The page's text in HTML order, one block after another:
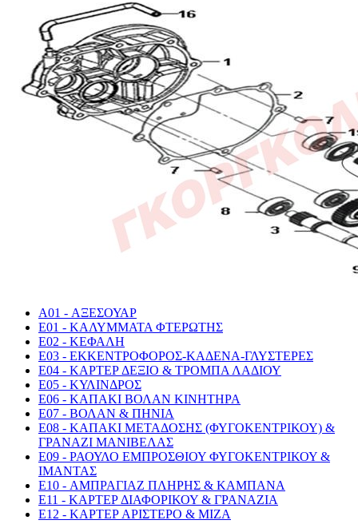
A01 - ΑΞΕΣΟΥΑΡ
E01 - ΚΑΛΥΜΜΑΤΑ ΦΤΕΡΩΤΗΣ
E02 - ΚΕΦΑΛΗ
E03 - ΕΚΚΕΝΤΡΟΦΟΡΟΣ-ΚΑΔΕΝΑ-ΓΛΥΣΤΕΡΕΣ
E04 - ΚΑΡΤΕΡ ΔΕΞΙΟ & ΤΡΟΜΠΑ ΛΑΔΙΟΥ
E05 - ΚΥΛΙΝΔΡΟΣ
E06 - ΚΑΠΑΚΙ ΒΟΛΑΝ ΚΙΝΗΤΗΡΑ
E07 - ΒΟΛΑΝ & ΠΗΝΙΑ
E08 - ΚΑΠΑΚΙ ΜΕΤΑΔΟΣΗΣ (ΦΥΓΟΚΕΝΤΡΙΚΟΥ) &
ΓΡΑΝΑΖΙ ΜΑΝΙΒΕΛΑΣ
E09 - ΡΑΟΥΛΟ ΕΜΠΡΟΣΘΙΟΥ ΦΥΓΟΚΕΝΤΡΙΚΟΥ &
ΙΜΑΝΤΑΣ
E10 - ΑΜΠΡΑΓΙΑΖ ΠΛΗΡΗΣ & ΚΑΜΠΑΝΑ
E11 - ΚΑΡΤΕΡ ΔΙΑΦΟΡΙΚΟΥ & ΓΡΑΝΑΖΙΑ
E12 - ΚΑΡΤΕΡ ΑΡΙΣΤΕΡΟ & ΜΙΖΑ